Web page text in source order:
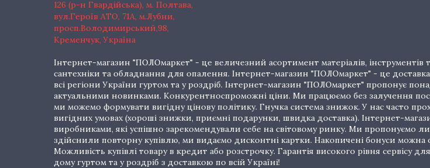
126 (р-н Гвардійська), м. Полтава,
вул.Героїв АТО, 71А, м.Лубни,
просп.Володимирський,98,
Кременчук, Україна
Інтернет-магазин "ПОЛОмаркет" - це величезний асортимент матеріалів,
сантехніки та обладнання для опалення. Інтернет-магазин "ПОЛОмаркет" - це
всі регіони України гуртом та у роздріб. Інтернет-магазин "ПОЛОмаркет" пропонує
актуальними новинками. Конкурентноспроможні ціни. Ми працюємо без залучення
ми можемо формувати вигідну цінову політику. Гнучка система знижок. У нас часто
вигідних умовах (хороші знижки, приємні подарунки, швидка доставка). Інтернет-
виробниками, які успішно зарекомендували себе на світовому ринку. Ми пропонуємо
здійснили повторну купівлю, ми видаємо дисконтні картки. Накопичені бонуси
Можливість купівлі товару в кредит або розстрочку. Гарантія високого рівня
дому гуртом та у роздріб з доставкою по всій Україні!